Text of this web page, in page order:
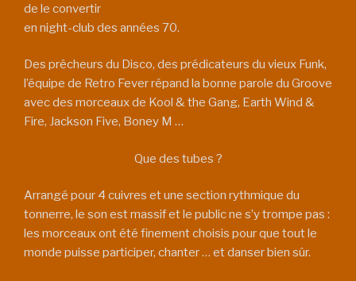
de le convertir
en night-club des années 70.
Des prêcheurs du Disco, des prédicateurs du vieux Funk,
l’équipe de Retro Fever répand la bonne parole du Groove
avec des morceaux de Kool & the Gang, Earth Wind &
Fire, Jackson Five, Boney M …
Que des tubes ?
Arrangé pour 4 cuivres et une section rythmique du
tonnerre, le son est massif et le public ne s’y trompe pas :
les morceaux ont été finement choisis pour que tout le
monde puisse participer, chanter … et danser bien sûr.